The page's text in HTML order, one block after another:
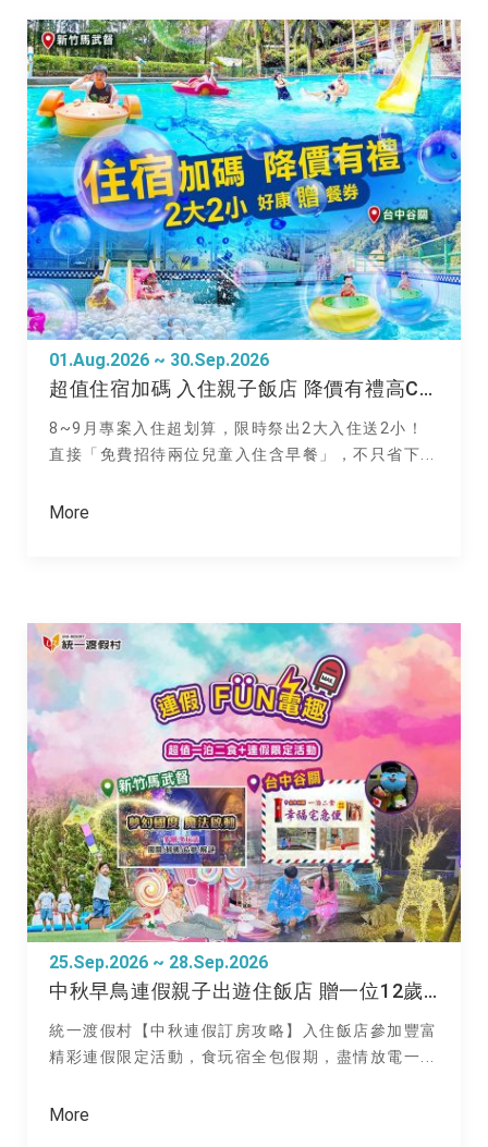
01.Aug.2026 ~ 30.Sep.2026
超值住宿加碼 入住親子飯店 降價有禮高CP享受
8~9月專案入住超划算，限時祭出2大入住送2小！
直接「免費招待兩位兒童入住含早餐」，不只省下...
More
25.Sep.2026 ~ 28.Sep.2026
中秋早鳥連假親子出遊住飯店 贈一位12歲以下兒童免費住
統一渡假村【中秋連假訂房攻略】入住飯店參加豐富
精彩連假限定活動，食玩宿全包假期，盡情放電一...
More